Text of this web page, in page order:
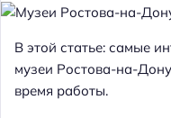
В этой статье: самые
музеи Ростова-на-
время работы.